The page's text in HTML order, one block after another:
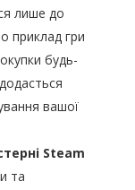
лише до
приклад гри
будь-
вашої
Steam
та